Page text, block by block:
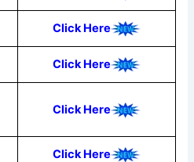
Click Here
Click Here
Click Here
Click Here